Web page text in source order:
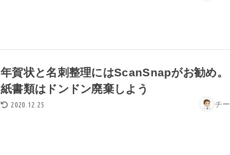
年賀状と名刺整理にはScanSnapがお勧め。
紙書類はドンドン廃棄しよう
2020.12.25 チー